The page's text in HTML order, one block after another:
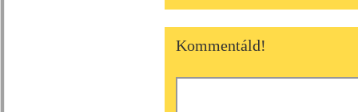
Kommentáld!